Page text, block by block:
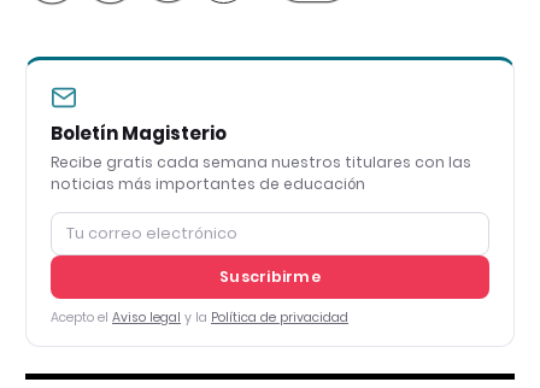
Boletín Magisterio
Recibe gratis cada semana nuestros titulares con las
noticias más importantes de educación
Suscribirme
Acepto el Aviso legal y la Política de privacidad